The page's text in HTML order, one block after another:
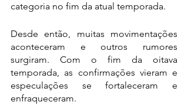
categoria no fim da atual temporada.
Desde então, muitas movimentações
aconteceram e outros rumores
surgiram. Com o fim da oitava
temporada, as confirmações vieram e
especulações se fortaleceram e
enfraqueceram.